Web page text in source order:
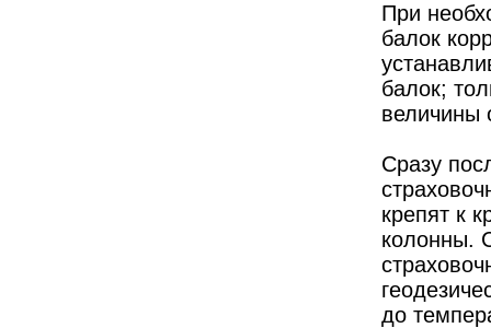
При
балок
балок;
величины
Сразу
крепят к
колонны.
до